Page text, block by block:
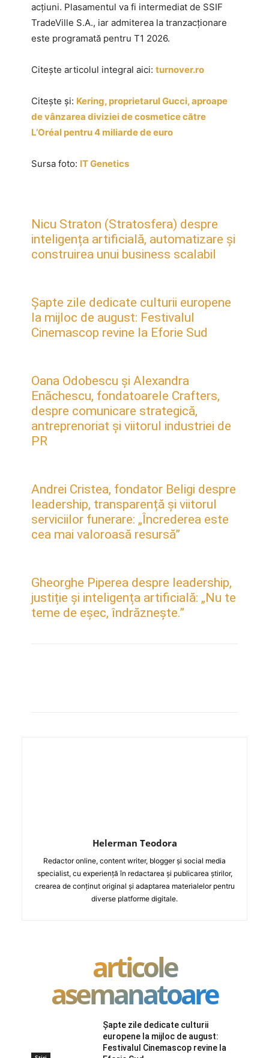
acțiuni. Plasamentul va fi intermediat de SSIF
TradeVille S.A., iar admiterea la tranzacționare
este programată pentru T1 2026.
Citește articolul integral aici: turnover.ro
Citește și: Kering, proprietarul Gucci, aproape
de vânzarea diviziei de cosmetice către
L’Oréal pentru 4 miliarde de euro
Sursa foto: IT Genetics
Nicu Straton (Stratosfera) despre
inteligența artificială, automatizare și
construirea unui business scalabil
Șapte zile dedicate culturii europene
la mijloc de august: Festivalul
Cinemascop revine la Eforie Sud
Oana Odobescu și Alexandra
Enăchescu, fondatoarele Crafters,
despre comunicare strategică,
antreprenoriat și viitorul industriei de
PR
Andrei Cristea, fondator Beligi despre
leadership, transparență și viitorul
serviciilor funerare: „Încrederea este
cea mai valoroasă resursă”
Gheorghe Piperea despre leadership,
justiție și inteligența artificială: „Nu te
teme de eșec, îndrăznește.”
Helerman Teodora
Redactor online, content writer, blogger și social media
specialist, cu experiență în redactarea și publicarea știrilor,
crearea de conținut original și adaptarea materialelor pentru
diverse platforme digitale.
articole
asemanatoare
Șapte zile dedicate culturii
europene la mijloc de august:
Festivalul Cinemascop revine la